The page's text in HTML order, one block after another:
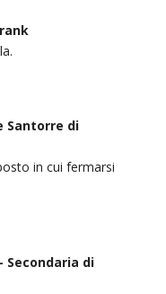
Santorre di
in cui fermarsi
Secondaria di